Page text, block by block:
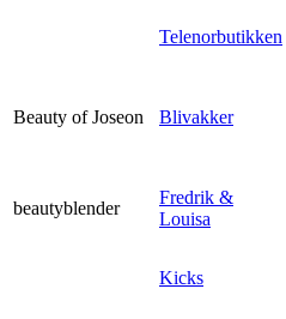
Telenorbutikken
Beauty of Joseon Blivakker
beautyblender
Fredrik &
Louisa
Kicks